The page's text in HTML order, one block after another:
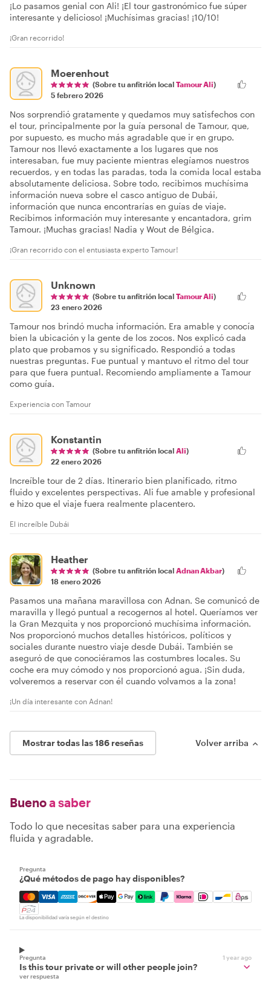
¡Lo pasamos genial con Ali! ¡El tour gastronómico fue súper
interesante y delicioso! ¡Muchísimas gracias! ¡10/10!
¡Gran recorrido!
Moerenhout
(Sobre tu anfitrión local Tamour Ali)
5 febrero 2026
Nos sorprendió gratamente y quedamos muy satisfechos con
el tour, principalmente por la guía personal de Tamour, que,
por supuesto, es mucho más agradable que ir en grupo.
Tamour nos llevó exactamente a los lugares que nos
interesaban, fue muy paciente mientras elegíamos nuestros
recuerdos, y en todas las paradas, toda la comida local estaba
absolutamente deliciosa. Sobre todo, recibimos muchísima
información nueva sobre el casco antiguo de Dubái,
información que nunca encontrarías en guías de viaje.
Recibimos información muy interesante y encantadora, grim
Tamour. ¡Muchas gracias! Nadia y Wout de Bélgica.
¡Gran recorrido con el entusiasta experto Tamour!
Unknown
(Sobre tu anfitrión local Tamour Ali)
23 enero 2026
Tamour nos brindó mucha información. Era amable y conocía
bien la ubicación y la gente de los zocos. Nos explicó cada
plato que probamos y su significado. Respondió a todas
nuestras preguntas. Fue puntual y mantuvo el ritmo del tour
para que fuera puntual. Recomiendo ampliamente a Tamour
como guía.
Experiencia con Tamour
Konstantin
(Sobre tu anfitrión local Ali)
22 enero 2026
Increíble tour de 2 días. Itinerario bien planificado, ritmo
fluido y excelentes perspectivas. Ali fue amable y profesional
e hizo que el viaje fuera realmente placentero.
El increíble Dubái
Heather
(Sobre tu anfitrión local Adnan Akbar)
18 enero 2026
Pasamos una mañana maravillosa con Adnan. Se comunicó de
maravilla y llegó puntual a recogernos al hotel. Queríamos ver
la Gran Mezquita y nos proporcionó muchísima información.
Nos proporcionó muchos detalles históricos, políticos y
sociales durante nuestro viaje desde Dubái. También se
aseguró de que conociéramos las costumbres locales. Su
coche era muy cómodo y nos proporcionó agua. ¡Sin duda,
volveremos a reservar con él cuando volvamos a la zona!
¡Un día interesante con Adnan!
Mostrar todas las 186 reseñas Volver arriba
Buenoa saber
Todo lo que necesitas saber para una experiencia
fluida y agradable.
Pregunta
¿Qué métodos de pago hay disponibles?
Mastercard, Visa, Amex, Discover, Apple Pay, Google
La disponibilidad varía según el destino
Pregunta 1 year ago
Is this tour private or will other people join?
ver respuesta